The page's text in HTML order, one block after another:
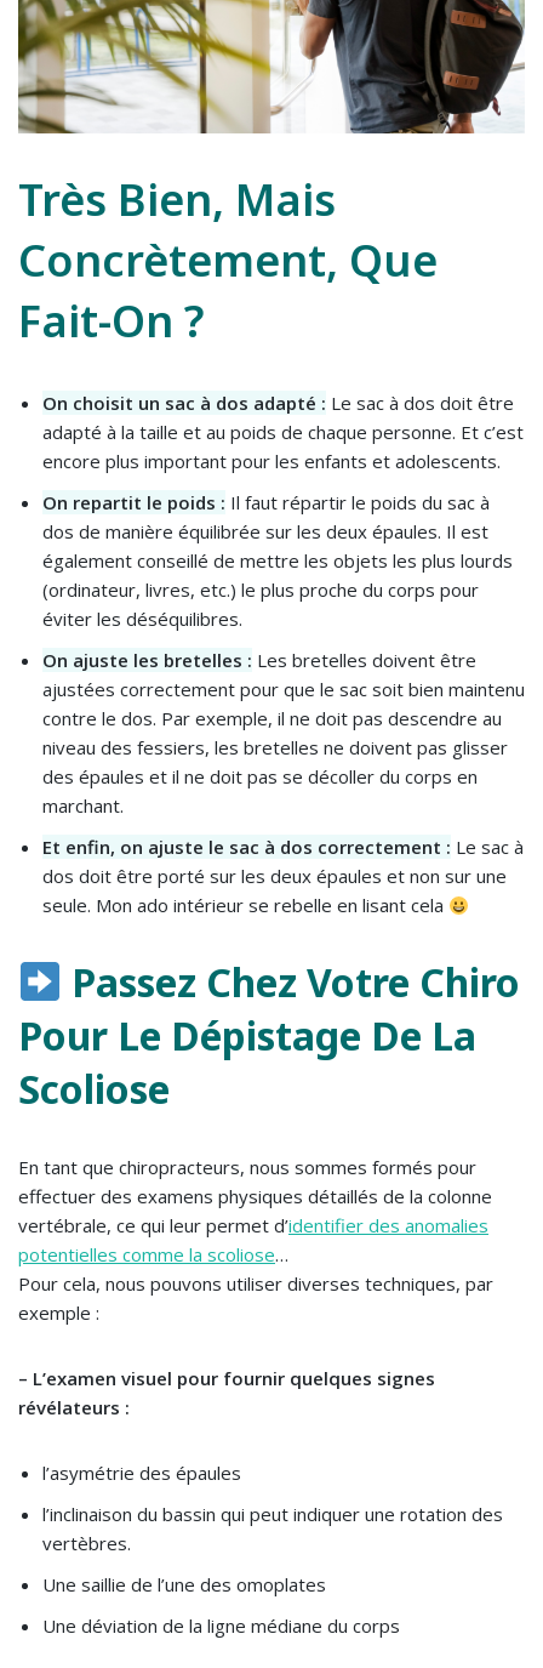
Très Bien, Mais
Concrètement, Que
Fait-On ?
On choisit un sac à dos adapté : Le sac à dos doit être
adapté à la taille et au poids de chaque personne. Et c’est
encore plus important pour les enfants et adolescents.
On repartit le poids : Il faut répartir le poids du sac à
dos de manière équilibrée sur les deux épaules. Il est
également conseillé de mettre les objets les plus lourds
(ordinateur, livres, etc.) le plus proche du corps pour
éviter les déséquilibres.
On ajuste les bretelles : Les bretelles doivent être
ajustées correctement pour que le sac soit bien maintenu
contre le dos. Par exemple, il ne doit pas descendre au
niveau des fessiers, les bretelles ne doivent pas glisser
des épaules et il ne doit pas se décoller du corps en
marchant.
Et enfin, on ajuste le sac à dos correctement : Le sac à
dos doit être porté sur les deux épaules et non sur une
seule. Mon ado intérieur se rebelle en lisant cela
Passez Chez Votre Chiro
Pour Le Dépistage De La
Scoliose
En tant que chiropracteurs, nous sommes formés pour
effectuer des examens physiques détaillés de la colonne
vertébrale, ce qui leur permet d’identifier des anomalies
potentielles comme la scoliose…
Pour cela, nous pouvons utiliser diverses techniques, par
exemple :
– L’examen visuel pour fournir quelques signes
révélateurs :
l’asymétrie des épaules
l’inclinaison du bassin qui peut indiquer une rotation des
vertèbres.
Une saillie de l’une des omoplates
Une déviation de la ligne médiane du corps